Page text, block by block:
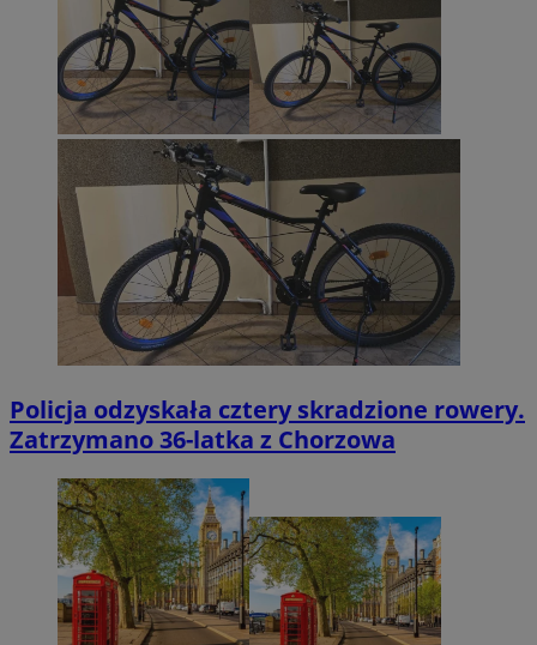
Policja odzyskała cztery skradzione rowery.
Zatrzymano 36-latka z Chorzowa